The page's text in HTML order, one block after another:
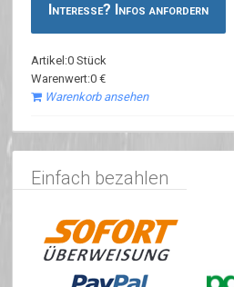
Interesse? Infos anfordern
Artikel:0 Stück
Warenwert:0 €
Warenkorb ansehen
Einfach bezahlen